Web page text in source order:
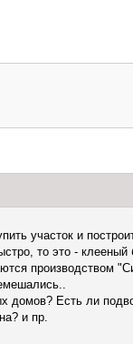
участок и
то это - клееный
производством
домов? Есть ли
и пр.